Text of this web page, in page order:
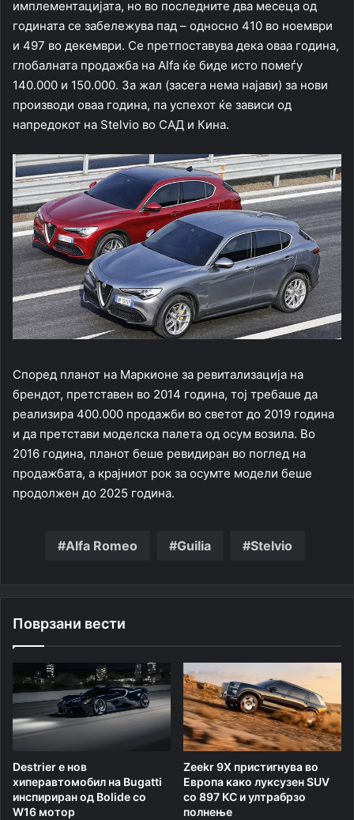
имплементацијата, но во последните два месеца од
годината се забележува пад – односно 410 во ноември
и 497 во декември. Се претпоставува дека оваа година,
глобалната продажба на Alfa ќе биде исто помеѓу
140.000 и 150.000. За жал (засега нема најави) за нови
производи оваа година, па успехот ќе зависи од
напредокот на Stelvio во САД и Кина.
Според планот на Маркионе за ревитализација на
брендот, претставен во 2014 година, тој требаше да
реализира 400.000 продажби во светот до 2019 година
и да претстави моделска палета од осум возила. Во
2016 година, планот беше ревидиран во поглед на
продажбата, а крајниот рок за осумте модели беше
продолжен до 2025 година.
Alfa Romeo Guilia Stelvio
Поврзани вести
Destrier е нов
хиперавтомобил на Bugatti
инспириран од Bolide со
W16 мотор
Zeekr 9X пристигнува во
Европа како луксузен SUV
со 897 КС и ултрабрзо
полнење